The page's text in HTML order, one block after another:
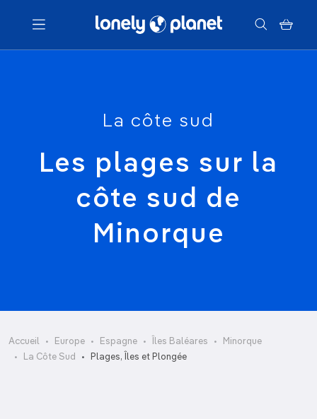
Menu
Votre recherche
La côte sud
Les plages sur la
côte sud de
Minorque
Accueil Europe Espagne Îles Baléares
Minorque
La Côte Sud
Plages, Îles et Plongée
Binigaus
Punta Prima